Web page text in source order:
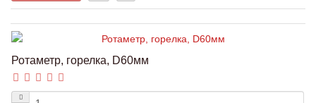
Ротаметр, горелка, D60мм